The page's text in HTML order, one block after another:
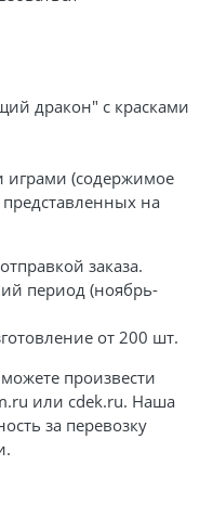
дракон" с красками
(содержимое
на
заказа.
период (ноябрь-
от 200 шт.
произвести
или cdek.ru. Наша
за перевозку